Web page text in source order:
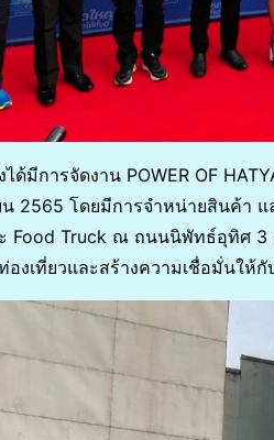
ด้มีการจัดงาน POWER OF
2565 โดยมีการจำหน่ายสินค้า
Food Truck ณ ถนนนิพัทธ์อุทิศ
งเที่ยวและสร้างความเชื่อมั่นให้